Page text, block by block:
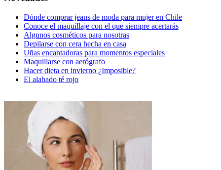
Dónde comprar jeans de moda para mujer en Chile
Conoce el maquillaje con el que siempre acertarás
Algunos cosméticos para nosotras
Depilarse con cera hecha en casa
Uñas encantadoras para momentos especiales
Maquillarse con aerógrafo
Hacer dieta en invierno ¿Imposible?
El alabado té rojo